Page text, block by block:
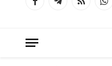
FacebookTelegramRSS